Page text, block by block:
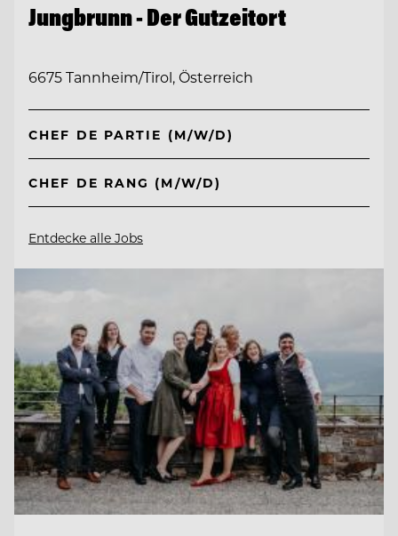
Jungbrunn - Der Gutzeitort
6675 Tannheim/Tirol, Österreich
CHEF DE PARTIE (M/W/D)
CHEF DE RANG (M/W/D)
Entdecke alle Jobs